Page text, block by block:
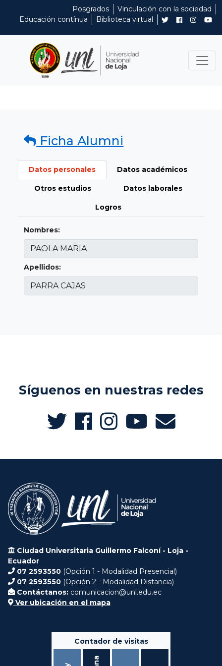
Posgrados
Vinculación con la sociedad
Educación contínua
Biblioteca virtual
Ficha Alumni
Datos personales Datos académicos
Otros estudios Datos laborales
Logros
Nombres:
Apellidos:
Síguenos en nuestras redes
Ciudad Universitaria Guillermo Falconí - Loja -
Ecuador
07 2593550 (Opción 1 - Modalidad Presencial)
07 2593550 (Opción 2 - Modalidad Distancia)
Contáctanos: comunicacion@unl.edu.ec
Ver ubicación en el mapa
Contador de visitas